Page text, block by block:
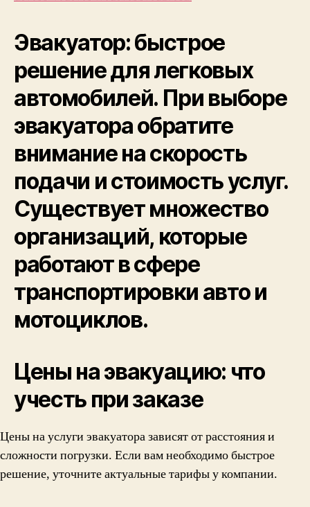
Эвакуатор: быстрое
решение для легковых
автомобилей. При выборе
эвакуатора обратите
внимание на скорость
подачи и стоимость услуг.
Существует множество
организаций, которые
работают в сфере
транспортировки авто и
мотоциклов.
Цены на эвакуацию: что
учесть при заказе
Цены на услуги эвакуатора зависят от расстояния и
сложности погрузки. Если вам необходимо быстрое
решение, уточните актуальные тарифы у компании.